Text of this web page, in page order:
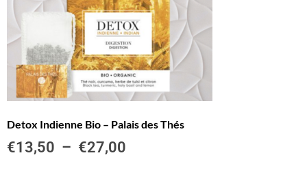
Detox Indienne Bio – Palais des Thés
€13,50 – €27,00